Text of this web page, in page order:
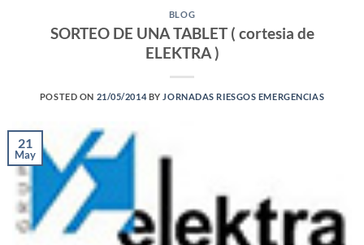
BLOG
SORTEO DE UNA TABLET ( cortesia de
ELEKTRA )
POSTED ON 21/05/2014 BY JORNADAS RIESGOS EMERGENCIAS
21
May